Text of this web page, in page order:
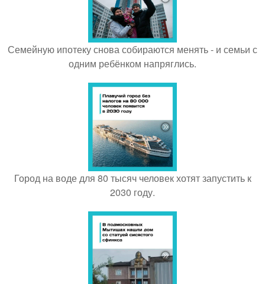
Семейную ипотеку снова собираются менять - и семьи с
одним ребёнком напряглись.
Город на воде для 80 тысяч человек хотят запустить к
2030 году.